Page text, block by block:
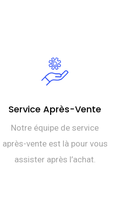
Service Après-Vente
Notre équipe de service
après-vente est là pour vous
assister après l’achat.